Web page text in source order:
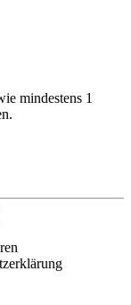
mindestens 1